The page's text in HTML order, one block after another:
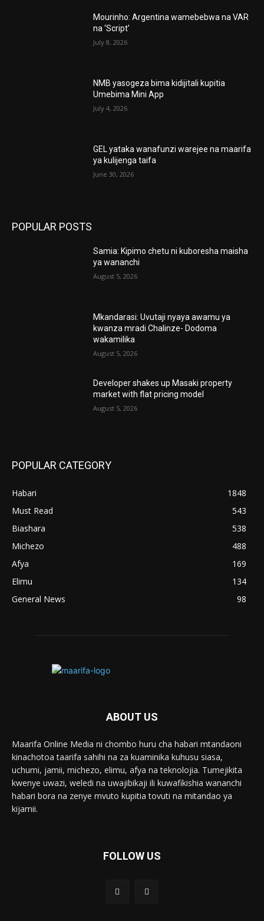
Mourinho: Argentina wamebebwa na VAR
na ‘Script’
July 8, 2026
NMB yasogeza bima kidijitali kupitia
Umebima Mini App
July 4, 2026
GEL yataka wanafunzi warejee na maarifa
ya kulijenga taifa
June 30, 2026
POPULAR POSTS
Samia: Kipimo chetu ni kuboresha maisha
ya wananchi
August 5, 2026
Mkandarasi: Uvutaji nyaya awamu ya
kwanza mradi Chalinze- Dodoma
wakamilika
August 5, 2026
Developer shakes up Masaki property
market with flat pricing model
August 5, 2026
POPULAR CATEGORY
Habari
1848
Must Read
543
Biashara
538
Michezo
488
Afya
169
Elimu
134
General News
98
ABOUT US
Maarifa Online Media ni chombo huru cha habari mtandaoni
kinachotoa taarifa sahihi na za kuaminika kuhusu siasa,
uchumi, jamii, michezo, elimu, afya na teknolojia. Tumejikita
kwenye uwazi, weledi na uwajibikaji ili kuwafikishia wananchi
habari bora na zenye mvuto kupitia tovuti na mitandao ya
kijamii.
FOLLOW US